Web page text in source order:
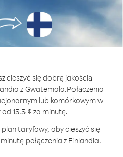
cieszyć się dobrą jakością
z Gwatemala.Połączenia
lub komórkowym w
15.5 ¢ za minutę.
taryfowy, aby cieszyć się
połączenia z Finlandia.